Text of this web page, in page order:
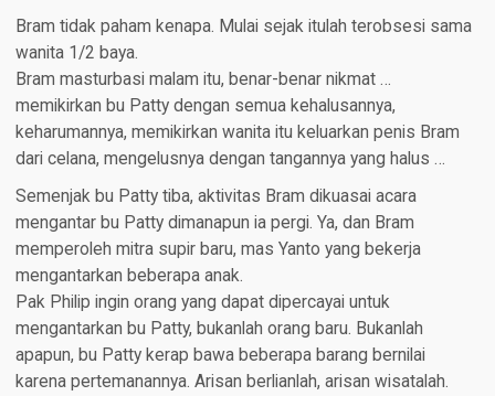
Bram tidak paham kenapa. Mulai sejak itulah terobsesi sama
wanita 1/2 baya.
Bram masturbasi malam itu, benar-benar nikmat …
memikirkan bu Patty dengan semua kehalusannya,
keharumannya, memikirkan wanita itu keluarkan penis Bram
dari celana, mengelusnya dengan tangannya yang halus …
Semenjak bu Patty tiba, aktivitas Bram dikuasai acara
mengantar bu Patty dimanapun ia pergi. Ya, dan Bram
memperoleh mitra supir baru, mas Yanto yang bekerja
mengantarkan beberapa anak.
Pak Philip ingin orang yang dapat dipercayai untuk
mengantarkan bu Patty, bukanlah orang baru. Bukanlah
apapun, bu Patty kerap bawa beberapa barang bernilai
karena pertemanannya. Arisan berlianlah, arisan wisatalah.